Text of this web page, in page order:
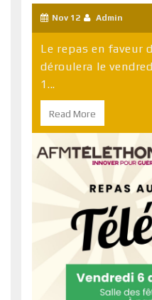
Nov 12 Admin
Le repas en faveur
déroulera le
1...
Read More